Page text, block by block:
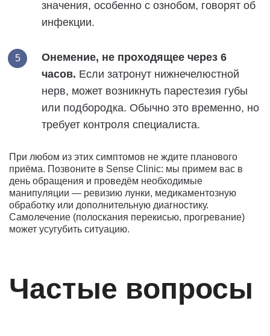
значения, особенно с ознобом, говорят об
инфекции.
Онемение, не проходящее через 6
часов. Если затронут нижнечелюстной
нерв, может возникнуть парестезия губы
или подбородка. Обычно это временно, но
требует контроля специалиста.
При любом из этих симптомов не ждите планового
приёма. Позвоните в Sense Clinic: мы примем вас в
день обращения и проведём необходимые
манипуляции — ревизию лунки, медикаментозную
обработку или дополнительную диагностику.
Самолечение (полоскания перекисью, прогревание)
может усугубить ситуацию.
Частые вопросы